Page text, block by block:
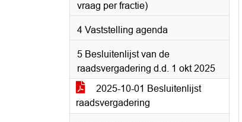
vraag per fractie)
4 Vaststelling agenda
5 Besluitenlijst van de
raadsvergadering d.d. 1 okt 2025
2025-10-01 Besluitenlijst
raadsvergadering